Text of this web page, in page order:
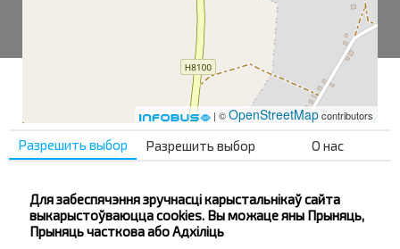
| ©OpenStreetMapcontributors
Дроздино-2
Разрешить выбор Разрешить выбор О нас
Для забеспячэння зручнасці карыстальнікаў сайта
выкарыстоўваюцца cookies. Вы можаце яны Прыняць,
Прыняць часткова або Адхіліць